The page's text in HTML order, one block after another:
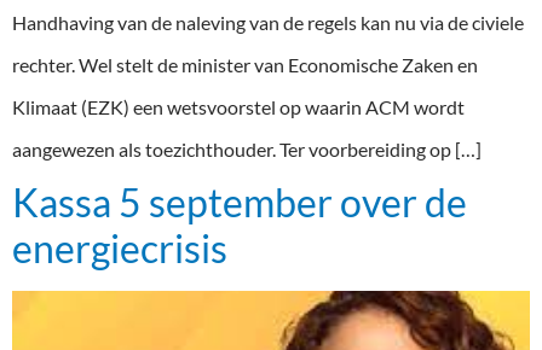
Handhaving van de naleving van de regels kan nu via de civiele
rechter. Wel stelt de minister van Economische Zaken en
Klimaat (EZK) een wetsvoorstel op waarin ACM wordt
aangewezen als toezichthouder. Ter voorbereiding op […]
Kassa 5 september over de
energiecrisis